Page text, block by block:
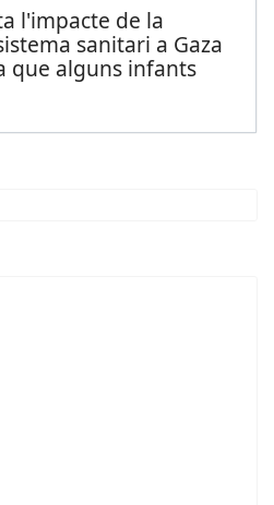
l'impacte de la
sanitari a Gaza
que alguns infants